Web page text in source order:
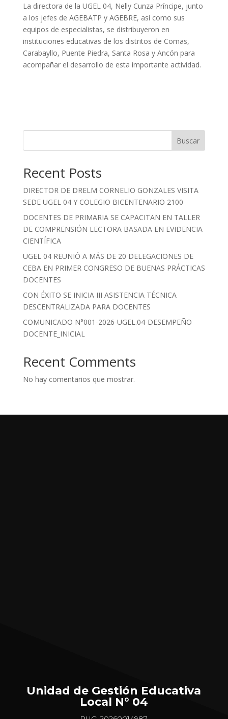
La directora de la UGEL 04, Nelly Cunza Príncipe, junto
a los jefes de AGEBATP y AGEBRE, así como sus
equipos de especialistas, se distribuyeron en
instituciones educativas de los distritos de Comas,
Carabayllo, Puente Piedra, Santa Rosa y Ancón para
acompañar el desarrollo de esta importante actividad.
Buscar
Recent Posts
DIRECTOR DE DRELM CORNELIO GONZALES VISITA
SEDE UGEL 04 Y COLEGIO BICENTENARIO 2100
DOCENTES DE PRIMARIA SE CAPACITAN EN TALLER
DE COMPRENSIÓN LECTORA BASADA EN EVIDENCIA
CIENTÍFICA
UGEL 04 REUNIÓ A MÁS DE 20 DELEGACIONES DE
CEBA EN PRIMER CONGRESO DE BUENAS PRÁCTICAS
DOCENTES
CON ÉXITO SE INICIA III ASISTENCIA TÉCNICA
DESCENTRALIZADA PARA DOCENTES
COMUNICADO N°001-2026-UGEL.04-DESEMPEÑO
DOCENTE_INICIAL
Recent Comments
No hay comentarios que mostrar.
Unidad de Gestión Educativa
Local N° 04